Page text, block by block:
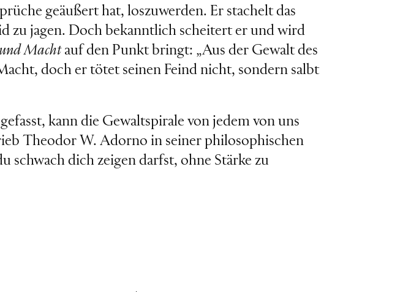
geäußert hat, loszuwerden. Er stachelt das
zu jagen. Doch bekanntlich scheitert er und wird
Machtauf den Punkt bringt: „Aus der Gewalt des
doch er tötet seinen Feind nicht, sondern salbt
kann die Gewaltspirale von jedem von uns
Theodor W. Adorno in seiner philosophischen
schwach dich zeigen darfst, ohne Stärke zu